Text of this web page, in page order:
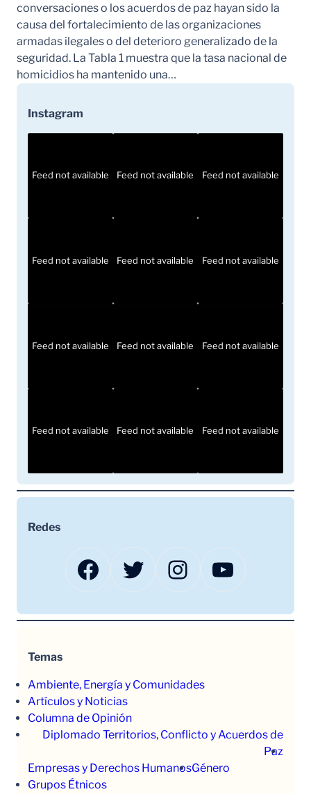
conversaciones o los acuerdos de paz hayan sido la
causa del fortalecimiento de las organizaciones
armadas ilegales o del deterioro generalizado de la
seguridad. La Tabla 1 muestra que la tasa nacional de
homicidios ha mantenido una…
Instagram
Feed not available Feed not available Feed not available
Feed not available Feed not available Feed not available
Feed not available Feed not available Feed not available
Feed not available Feed not available Feed not available
Redes
Facebook Twitter Instagram YouTube
Temas
Ambiente, Energía y Comunidades
Artículos y Noticias
Columna de Opinión
Diplomado Territorios, Conflicto y Acuerdos de
Paz
Empresas y Derechos HumanosGénero
Grupos Étnicos